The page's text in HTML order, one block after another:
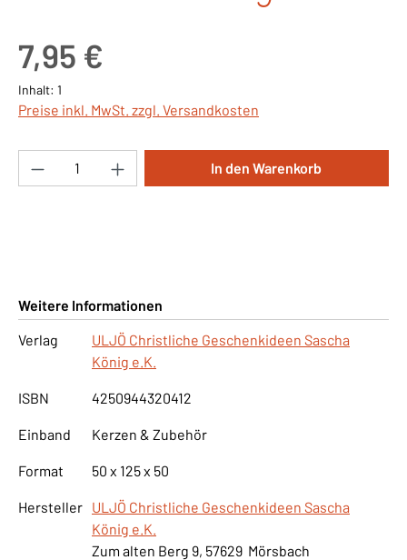
7,95 €
Inhalt: 1
Preise inkl. MwSt. zzgl. Versandkosten
Produkt Anzahl: Gib den gewünschten
In den Warenkorb
Weitere Informationen
Verlag
ULJÖ Christliche Geschenkideen Sascha
König e.K.
ISBN 4250944320412
Einband Kerzen & Zubehör
Format 50 x 125 x 50
Hersteller ULJÖ Christliche Geschenkideen Sascha
König e.K.
Zum alten Berg 9, 57629 Mörsbach